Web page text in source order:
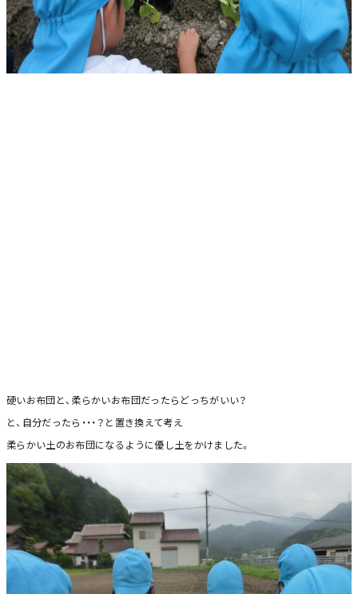
硬いお布団と、柔らかいお布団だったらどっちがいい？
と、自分だったら・・・？と置き換えて考え
柔らかい土のお布団になるように優し土をかけました。